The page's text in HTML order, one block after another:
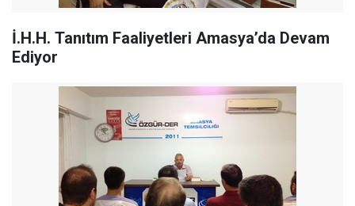
İ.H.H. Tanıtım Faaliyetleri Amasya’da Devam
Ediyor